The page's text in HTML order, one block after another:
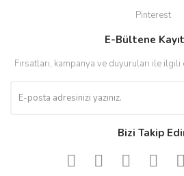
Pinterest
E-Bültene
Fırsatları, kampanya ve duyuruları ile
Bizi Takip